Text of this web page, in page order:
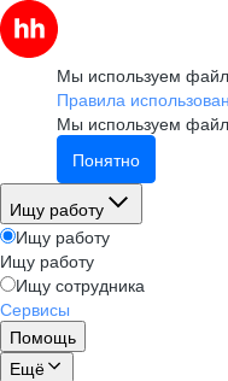
Мы используем
Правила
Мы используем
Понятно
Ищу работу
Ищу работу
Ищу работу
Ищу сотрудника
Сервисы
Помощь
Ещё